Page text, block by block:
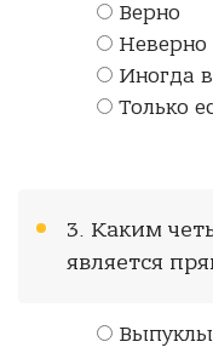
Верно
Неверно
Иногда
Только
3. Каким
является